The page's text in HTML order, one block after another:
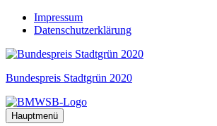
Zum
Inhalt
Impressum
Datenschutzerklärung
Bundespreis Stadtgrün 2020
Hauptmenü